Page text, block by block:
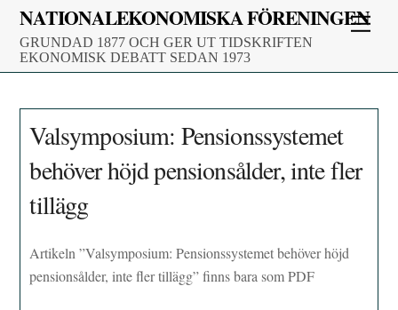
Skip
content
NATIONALEKONOMISKA FÖRENINGEN
GRUNDAD 1877 OCH GER UT TIDSKRIFTEN
EKONOMISK DEBATT SEDAN 1973
Valsymposium: Pensionssystemet
behöver höjd pensionsålder, inte fler
tillägg
Artikeln ”Valsymposium: Pensionssystemet behöver höjd
pensionsålder, inte fler tillägg” finns bara som PDF